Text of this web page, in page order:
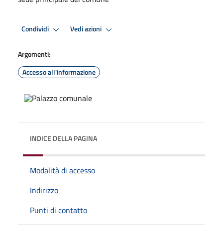
Condividi Vedi azioni
Argomenti:
Accesso all'informazione
INDICE DELLA PAGINA
Modalità di accesso
Indirizzo
Punti di contatto